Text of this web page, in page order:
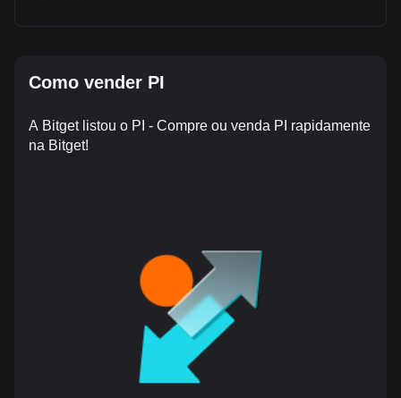
Como vender PI
A Bitget listou o PI - Compre ou venda PI rapidamente
na Bitget!